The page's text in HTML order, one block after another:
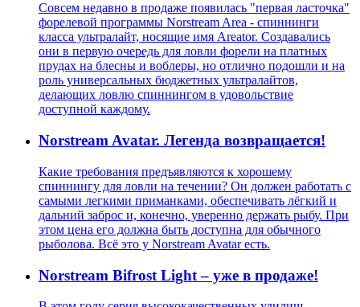
Совсем недавно в продаже появилась "первая ласточка"
форелевой программы Norstream Area - спиннинги
класса ультралайт, носящие имя Areator. Создавались
они в первую очередь для ловли форели на платных
прудах на блесны и воблеры, но отлично подошли и на
роль универсальных бюджетных ультралайтов,
делающих ловлю спиннингом в удовольствие
доступной каждому.
Norstream Avatar. Легенда возвращается!
Какие требования предъявляются к хорошему
спиннингу для ловли на течении? Он должен работать с
самыми легкими приманками, обеспечивать лёгкий и
дальний заброс и, конечно, уверенно держать рыбу. При
этом цена его должна быть доступна для обычного
рыболова. Всё это у Norstream Avatar есть.
Norstream Bifrost Light – уже в продаже!